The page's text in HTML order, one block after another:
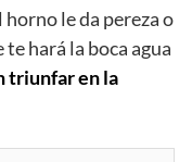
horno le da pereza o
hará la boca agua
triunfar en la